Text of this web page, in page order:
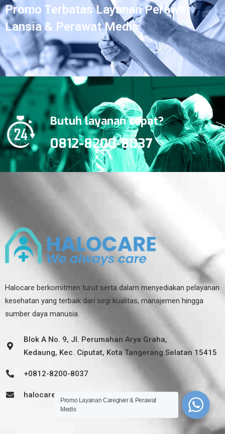
Promo Terbatas Layanan Perawat
Lansia & Perawat Medis
Butuh layanan cepat?
0812-8200-8037
Halocare berkomitmen turut serta dalam menyediakan pelayanan
kesehatan yang terbaik dari segi kualitas, manajemen hingga
sumber daya manusia.
Blok A No. 9, Jl. Perumahan Arya Graha,
Kedaung, Kec. Ciputat, Kota Tangerang Selatan 15415
+0812-8200-8037
halocareid@gmail.com
Promo Layanan Caregiver & Perawat
Medis